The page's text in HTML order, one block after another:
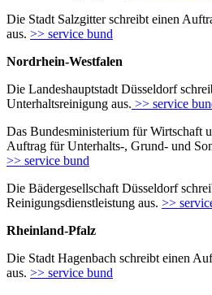
Die Stadt Salzgitter schreibt einen
aus. >> service bund
Nordrhein-Westfalen
Die Landeshauptstadt Düsseldorf
Unterhaltsreinigung aus. >> service
Das Bundesministerium für Wirtschaft
Auftrag für Unterhalts-, Grund- und
>> service bund
Die Bädergesellschaft Düsseldorf
Reinigungsdienstleistung aus. >>
Rheinland-Pfalz
Die Stadt Hagenbach schreibt einen
aus. >> service bund